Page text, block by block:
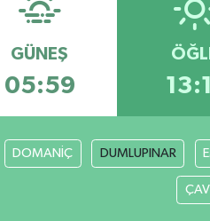
GÜNEŞ
05:59
DOMANİÇ DUMLUPINAR